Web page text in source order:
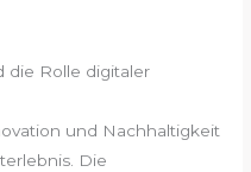
die Rolle digitaler
und Nachhaltigkeit
Die